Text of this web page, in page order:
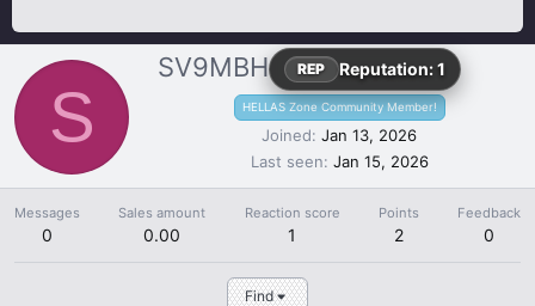
S
SV9MBH REP Reputation: 1
HELLAS Zone Community Member!
Joined Jan 13, 2026
Last seen Jan 15, 2026
Messages
0
Sales amount
0.00
Reaction score
1
Points
2
Feedback
0
Find